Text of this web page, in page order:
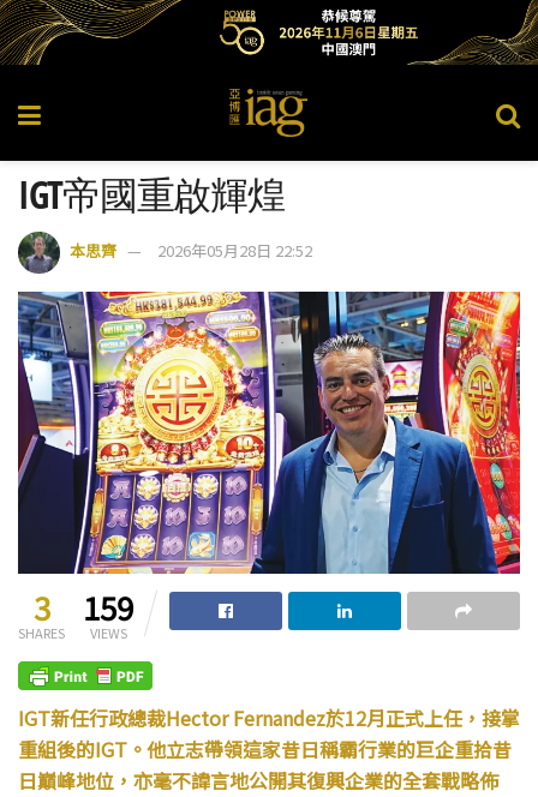
IGT帝國重啟輝煌
本思齊 2026年05月28日 22:52
3
SHARES
159
VIEWS
IGT新任行政總裁Hector Fernandez於12月正式上任，接掌
重組後的IGT。他立志帶領這家昔日稱霸行業的巨企重拾昔
日巔峰地位，亦毫不諱言地公開其復興企業的全套戰略佈